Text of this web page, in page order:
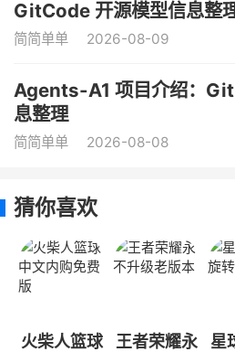
GitCode 开源模型信息整
简简单单 2026-08-09
Agents-A1 项目介绍：
息整理
简简单单 2026-08-08
猜你喜欢
火柴人篮球
王者荣耀永
星